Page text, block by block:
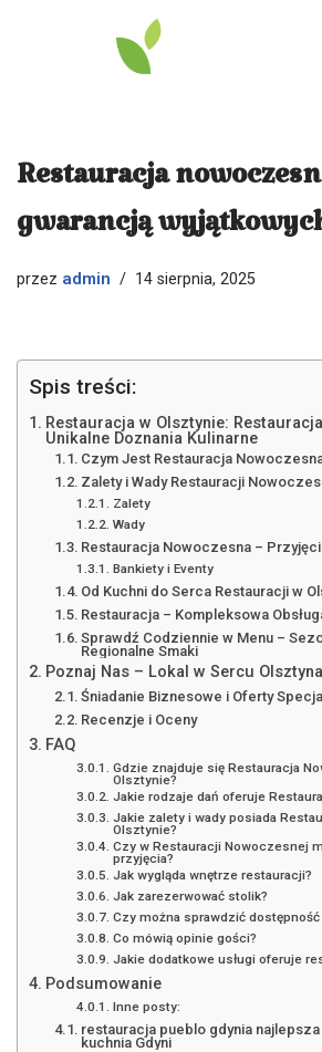
Restauracja
gwarancją
przez admin 14 sierpnia, 2025
Spis treści:
Restauracja w Olsztynie:
Unikalne Doznania Kulinarne
Czym Jest Restauracja
Zalety i Wady Restauracji
Zalety
Wady
Restauracja Nowoczesna –
Bankiety i Eventy
Od Kuchni do Serca Restauracji w
Restauracja – Kompleksowa
Sprawdź Codziennie w Menu –
Regionalne Smaki
Poznaj Nas – Lokal w Sercu Olsztyna
Śniadanie Biznesowe i Oferty
Recenzje i Oceny
FAQ
Gdzie znajduje się Restauracja
Olsztynie?
Jakie rodzaje dań oferuje
Jakie zalety i wady posiada
Olsztynie?
Czy w Restauracji Nowoczesnej
przyjęcia?
Jak wygląda wnętrze restauracji?
Jak zarezerwować stolik?
Czy można sprawdzić
Co mówią opinie gości?
Jakie dodatkowe usługi oferuje
Podsumowanie
Inne posty:
restauracja pueblo gdynia
kuchnia Gdyni